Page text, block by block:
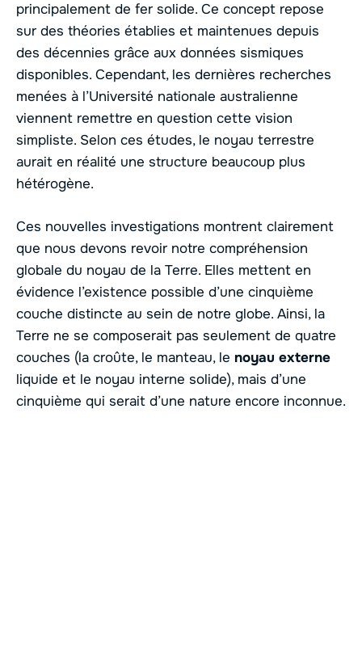
principalement de fer solide. Ce concept repose
sur des théories établies et maintenues depuis
des décennies grâce aux données sismiques
disponibles. Cependant, les dernières recherches
menées à l’Université nationale australienne
viennent remettre en question cette vision
simpliste. Selon ces études, le noyau terrestre
aurait en réalité une structure beaucoup plus
hétérogène.
Ces nouvelles investigations montrent clairement
que nous devons revoir notre compréhension
globale du noyau de la Terre. Elles mettent en
évidence l’existence possible d’une cinquième
couche distincte au sein de notre globe. Ainsi, la
Terre ne se composerait pas seulement de quatre
couches (la croûte, le manteau, le noyau externe
liquide et le noyau interne solide), mais d’une
cinquième qui serait d’une nature encore inconnue.